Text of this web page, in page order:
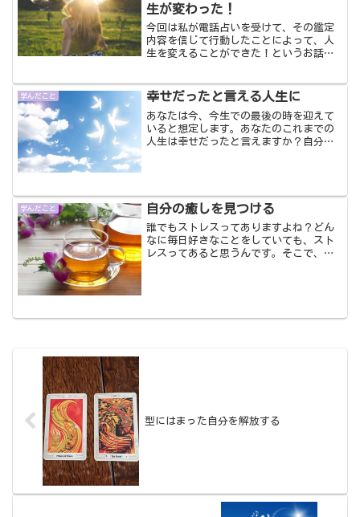
生が変わった！
今回は私が電話占いを受けて、その鑑定
内容を信じて行動したことによって、人
生を変えることができた！というお話を
思いますが、私は信じたものがち！って
思います。
学んだこと 幸せだったと言える人生に
あなたは今、今生での最後の時を迎えて
いると想定します。あなたのこれまでの
人生は幸せだったと言えますか？自分が
学んだこと 自分の癒しを見つける
誰でもストレスってありますよね？どん
なに毎日好きなことをしていても、スト
レスってあると思うんです。そこで、自
型にはまった自分を解放する